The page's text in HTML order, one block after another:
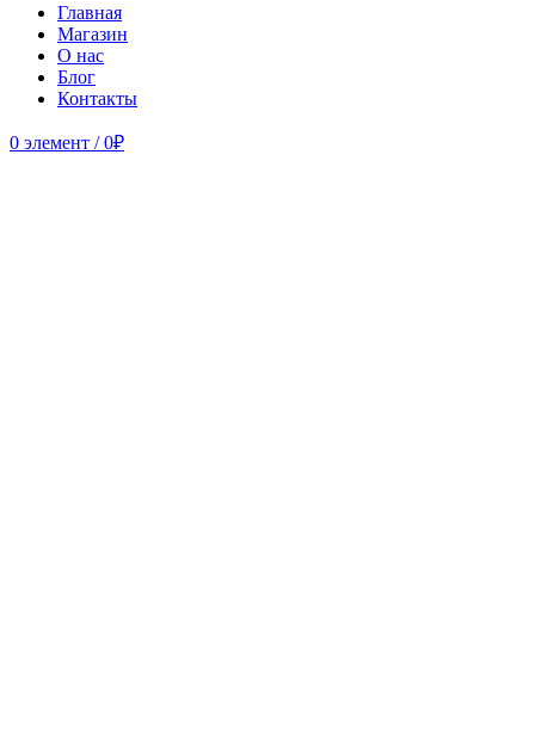
Главная
Магазин
О нас
Блог
Контакты
0 элемент / 0₽